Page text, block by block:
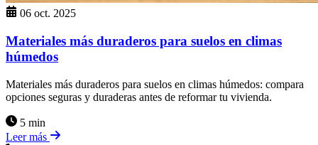
06 oct. 2025
Materiales más duraderos para suelos en climas
húmedos
Materiales más duraderos para suelos en climas húmedos: compara
opciones seguras y duraderas antes de reformar tu vivienda.
5 min
Leer más